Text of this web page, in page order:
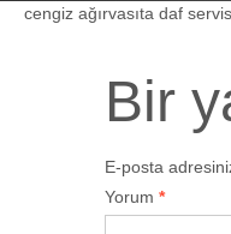
cengiz ağırvasıta daf
Bir
E-posta
Yorum *